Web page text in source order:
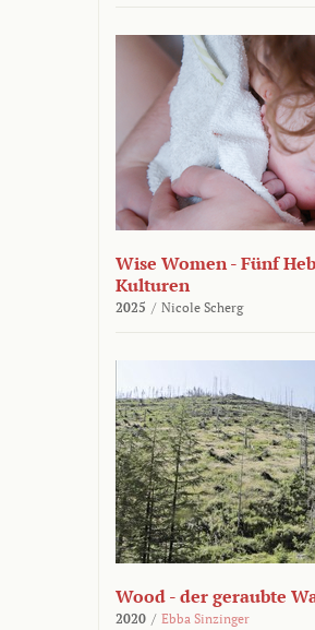
Wise Women - Fünf
Kulturen
2025 / Nicole Scherg
Wood - der geraubte
2020 / Ebba Sinzinger